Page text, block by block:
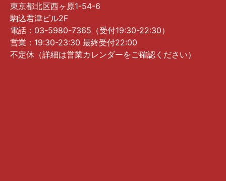
東京都北区西ヶ原1-54-6
駒込君津ビル2F
電話：03-5980-7365（受付19:30-22:30）
営業：19:30-23:30 最終受付22:00
不定休（詳細は営業カレンダーをご確認ください）